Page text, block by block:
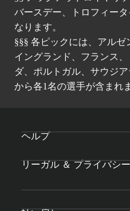
バースデー、トロフィー
なります。
§§§ 各ピックには、アルゼ
イングランド、フランス
ダ、ポルトガル、サウジ
から各1名の選手が含まれ
ヘルプ
リーガル ＆ プライバシー